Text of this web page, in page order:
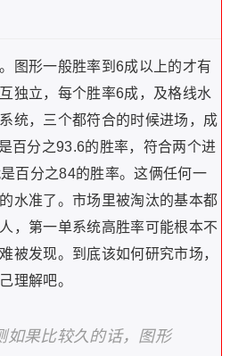
图形一般胜率到6成以上的才有
独立，每个胜率6成，及格线水
统，三个都符合的时候进场，成
百分之93.6的胜率，符合两个进
百分之84的胜率。这俩任何一
水准了。市场里被淘汰的基本都
，第一单系统高胜率可能根本不
被发现。到底该如何研究市场，
理解吧。
如果比较久的话，图形